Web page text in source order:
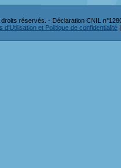
réservés. - Déclaration CNIL
d'Utilisation et Politique de confidentialité